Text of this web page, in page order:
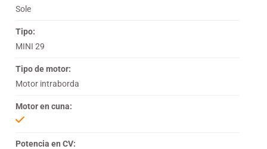
Sole
Tipo:
MINI 29
Tipo de motor:
Motor intraborda
Motor en cuna:
Potencia en CV: